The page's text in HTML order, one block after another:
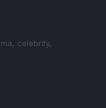
celebrity,